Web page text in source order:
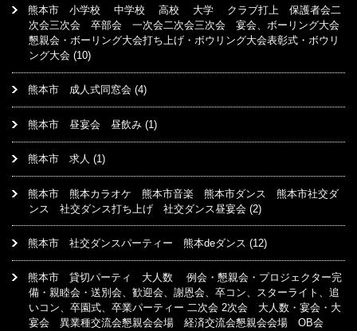
熊本市 小学校 中学校 高校 大学 クラブ打上 保護者会二
次会三次会 卒部会 一次会二次会三次会 宴会、ボーリング大会
懇親会・ボーリング大会打ち上げ・ボウリング大会表彰式・ボウリ
ング大会 (10)
熊本市 成人式同窓会 (4)
熊本市 昼宴会 昼飲み (1)
熊本市 求人 (1)
熊本市 熊本カラオケ 熊本市音楽 熊本市ダンス 熊本市社交ダ
ンス 社交ダンス打ち上げ 社交ダンス昼宴会 (2)
熊本市 社交ダンスパーティー 熊本deダンス (12)
熊本市 貸切パーティ 大人数 例会・懇親会・プロジェクター完
備・親睦会・送別会、歓迎会、謝恩会、卒コン、スターライト、追
いコン、卒園式、卒業パーティー 二次会 2次会 大人数・宴会・大
宴会 異業種交流会懇親会会場 経済交流会懇親会会場 OB会